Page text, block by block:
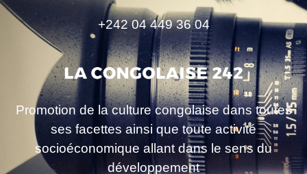
+242 04 449 36 04
Promotion de la culture congolaise dans toutes
ses facettes ainsi que toute activité
socioéconomique allant dans le sens du
développement